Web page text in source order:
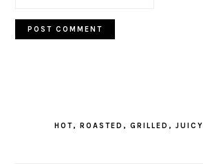
HOT, ROASTED, GRILLED,